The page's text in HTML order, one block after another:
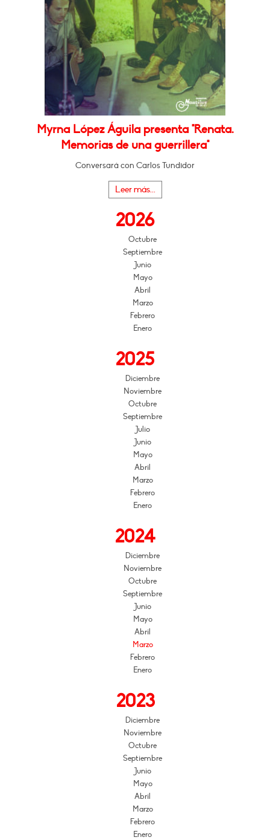
Myrna López Águila presenta "Renata.
Memorias de una guerrillera"
Conversará con Carlos Tundidor
Leer más...
2026
Octubre
Septiembre
Junio
Mayo
Abril
Marzo
Febrero
Enero
2025
Diciembre
Noviembre
Octubre
Septiembre
Julio
Junio
Mayo
Abril
Marzo
Febrero
Enero
2024
Diciembre
Noviembre
Octubre
Septiembre
Junio
Mayo
Abril
Marzo
Febrero
Enero
2023
Diciembre
Noviembre
Octubre
Septiembre
Junio
Mayo
Abril
Marzo
Febrero
Enero